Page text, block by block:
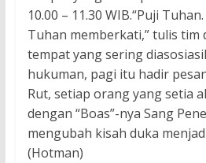
10.00 – 11.30 WIB.“Puji
Tuhan memberkati,” tulis tim
tempat yang sering
hukuman, pagi itu hadir
Rut, setiap orang yang setia
dengan “Boas”-nya Sang
mengubah kisah duka
(Hotman)